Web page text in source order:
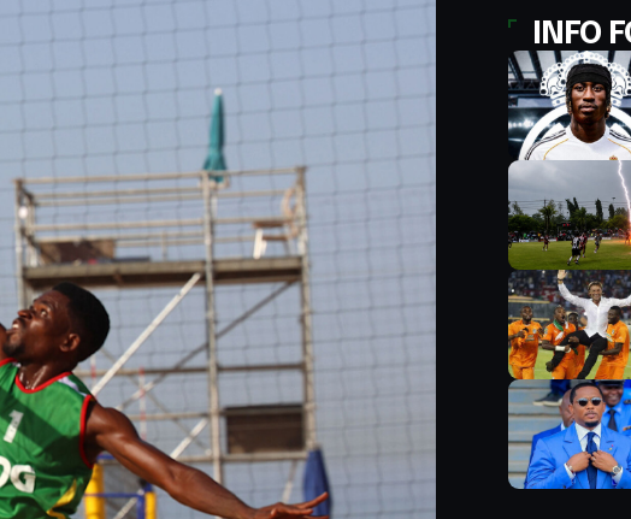
INFO